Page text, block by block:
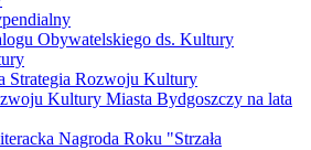
Obywatelskiego ds. Kultury
Strategia Rozwoju Kultury
Kultury Miasta Bydgoszczy na lata
Nagroda Roku "Strzała